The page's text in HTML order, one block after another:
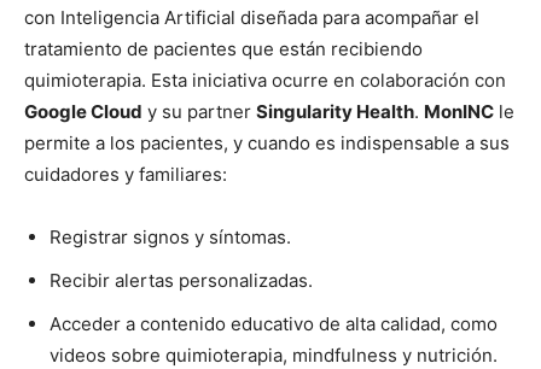
con Inteligencia Artificial diseñada para acompañar el
tratamiento de pacientes que están recibiendo
quimioterapia. Esta iniciativa ocurre en colaboración con
Google Cloud y su partner Singularity Health. MonINC le
permite a los pacientes, y cuando es indispensable a sus
cuidadores y familiares:
Registrar signos y síntomas.
Recibir alertas personalizadas.
Acceder a contenido educativo de alta calidad, como
videos sobre quimioterapia, mindfulness y nutrición.